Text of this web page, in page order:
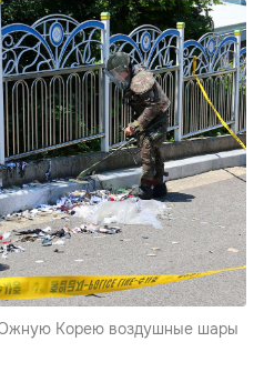
Корею воздушные шары